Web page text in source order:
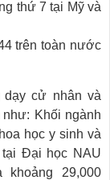
thứ 7 tại Mỹ và
trên toàn nước
cử nhân và
Khối ngành
học y sinh và
Đại học NAU
29,000